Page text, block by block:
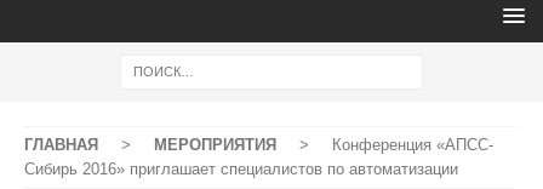
ГЛАВНАЯ > МЕРОПРИЯТИЯ >
Конференция «АПСС-
Сибирь 2016» приглашает специалистов по автоматизации